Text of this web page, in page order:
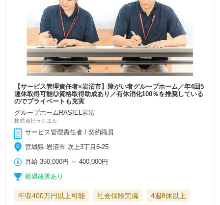
【サービス管理責任者×岩沼市】障がい者グループホーム／年4回5
連休取得可能◎資格取得助成あり／有休消化100％を推奨している
のでプライベートも充実
グループホームRASIEL岩沼
株式会社ラシエル
サービス管理責任者 / 契約職員
宮城県 岩沼市 吹上3丁目6-25
月給 350,000円 ～400,000円
処遇改善あり
年収400万円以上可能 社会保険完備
4週8休以上